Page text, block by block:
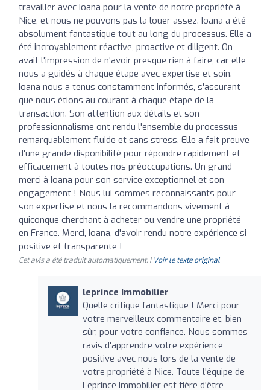
travailler avec Ioana pour la vente de notre propriété à
Nice, et nous ne pouvons pas la louer assez. Ioana a été
absolument fantastique tout au long du processus. Elle a
été incroyablement réactive, proactive et diligent. On
avait l'impression de n'avoir presque rien à faire, car elle
nous a guidés à chaque étape avec expertise et soin.
Ioana nous a tenus constamment informés, s'assurant
que nous étions au courant à chaque étape de la
transaction. Son attention aux détails et son
professionnalisme ont rendu l'ensemble du processus
remarquablement fluide et sans stress. Elle a fait preuve
d'une grande disponibilité pour répondre rapidement et
efficacement à toutes nos préoccupations. Un grand
merci à Ioana pour son service exceptionnel et son
engagement ! Nous lui sommes reconnaissants pour
son expertise et nous la recommandons vivement à
quiconque cherchant à acheter ou vendre une propriété
en France. Merci, Ioana, d'avoir rendu notre expérience si
positive et transparente !
Cet avis a été traduit automatiquement. | Voir le texte original
leprince Immobilier
Quelle critique fantastique ! Merci pour
votre merveilleux commentaire et, bien
sûr, pour votre confiance. Nous sommes
ravis d'apprendre votre expérience
positive avec nous lors de la vente de
votre propriété à Nice. Toute l'équipe de
Leprince Immobilier est fière d'être